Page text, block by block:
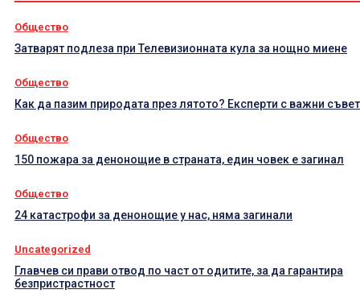
Общество
Затварят подлеза при Телевизионната кула за нощно миене
Общество
Как да пазим природата през лятото? Експерти с важни
Общество
150 пожара за денонощие в страната, един човек е загинал
Общество
24 катастрофи за денонощие у нас, няма загинали
Uncategorized
Главчев си прави отвод по част от одитите, за да гарантира
безпристрастност